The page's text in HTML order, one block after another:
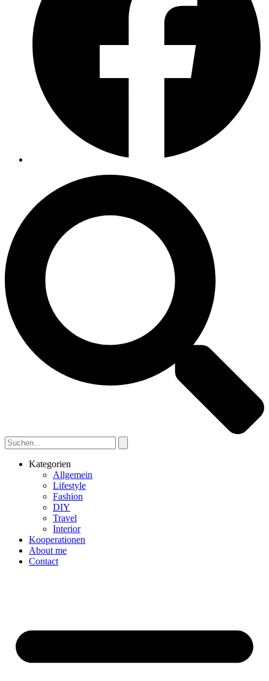
Kategorien
Allgemein
Lifestyle
Fashion
DIY
Travel
Interior
Kooperationen
About me
Contact